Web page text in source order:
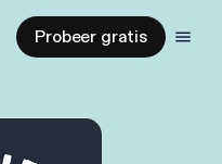
Probeer gratis